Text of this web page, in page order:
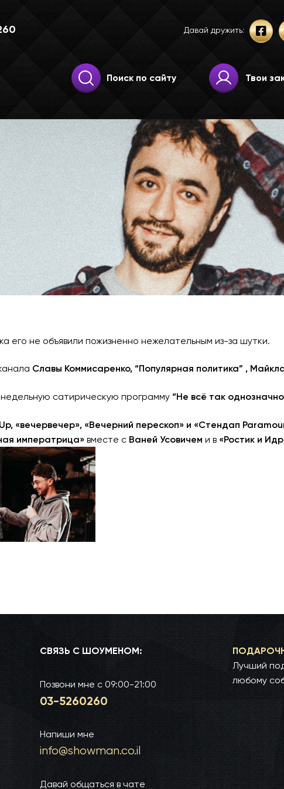
Давай дружить:
Искать:
Поиск
Твои
его не объявили пожизненно нежелательным из-за шутки.
Славы Коммисаренко, “Популярная политика” ,
сатирическую программу “Не всё так
«вечервечер», «Вечерний перескоп» и «Стендап
императрица»вместе с Ваней Усовичем и в «Ростик и
СВЯЗЬ С ШОУМЕНОМ:
Позвони мне с 09:00-21:00
03-52­60­260
Напиши мне
info@show­man.co.il
Давай общаться в чате
Лучший
любому